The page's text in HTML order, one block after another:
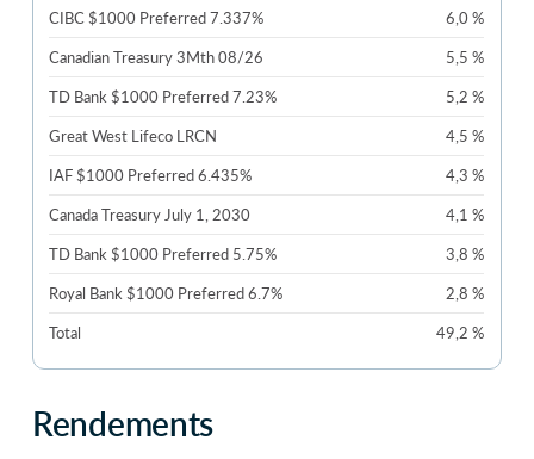
CIBC $1000 Preferred 7.337%
6,0 %
Canadian Treasury 3Mth 08/26
5,5 %
TD Bank $1000 Preferred 7.23%
5,2 %
Great West Lifeco LRCN
4,5 %
IAF $1000 Preferred 6.435%
4,3 %
Canada Treasury July 1, 2030
4,1 %
TD Bank $1000 Preferred 5.75%
3,8 %
Royal Bank $1000 Preferred 6.7%
2,8 %
Total
49,2 %
Rendements